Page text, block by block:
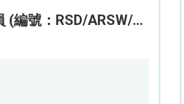
助理復康服務員 (編號：RSD/ARSW/CTE)